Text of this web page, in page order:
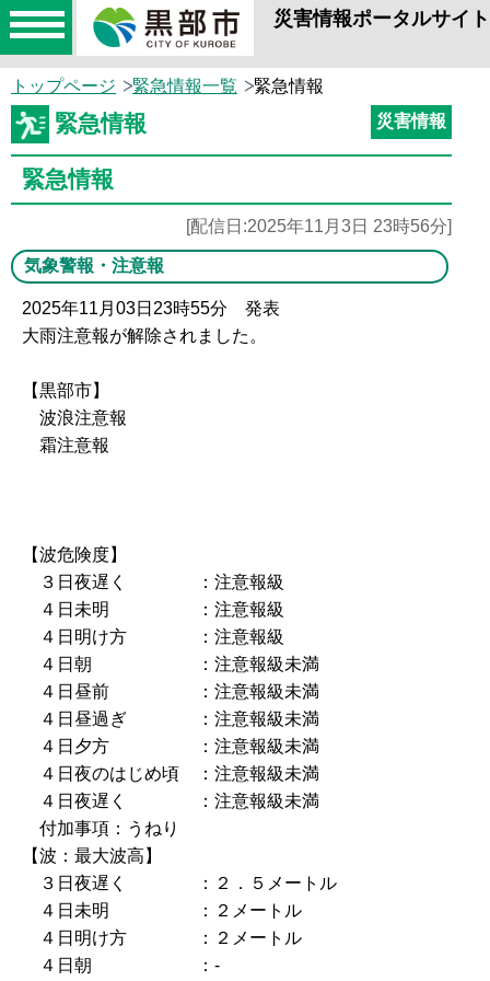
災害情報ポータルサイト
toggle
navigation
トップページ 緊急情報一覧 緊急情報
緊急情報 災害情報
緊急情報
[配信日:2025年11月3日 23時56分]
気象警報・注意報
2025年11月03日23時55分 発表
大雨注意報が解除されました。
【黒部市】
波浪注意報
霜注意報
【波危険度】
３日夜遅く ：注意報級
４日未明 ：注意報級
４日明け方 ：注意報級
４日朝 ：注意報級未満
４日昼前 ：注意報級未満
４日昼過ぎ ：注意報級未満
４日夕方 ：注意報級未満
４日夜のはじめ頃 ：注意報級未満
４日夜遅く ：注意報級未満
付加事項：うねり
【波：最大波高】
３日夜遅く ：２．５メートル
４日未明 ：２メートル
４日明け方 ：２メートル
４日朝 ：‐